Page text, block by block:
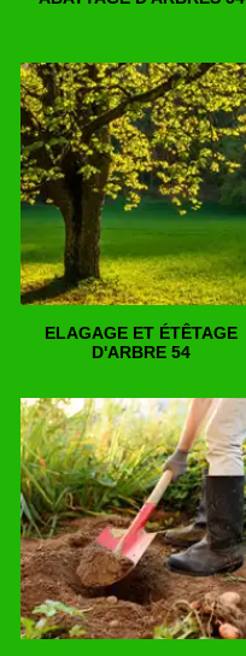
ELAGAGE ET ÉTÊTAGE
D'ARBRE 54